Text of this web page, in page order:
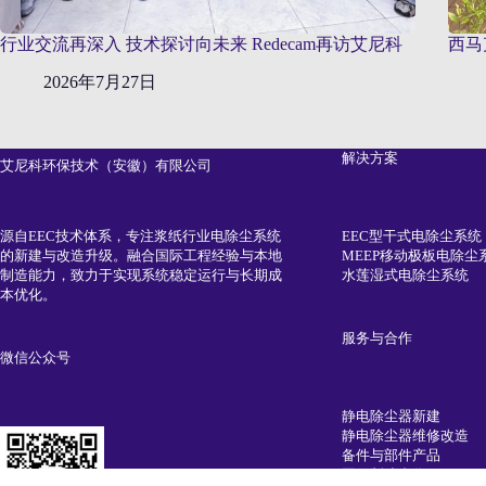
行业交流再深入 技术探讨向未来 Redecam再访艾尼科
2026年7月27日
西
艾尼科环保技术（安徽）有限公司
源自EEC技术体系，专注浆纸行业电除尘系统
的新建与改造升级。融合国际工程经验与本地
制造能力，致力于实现系统稳定运行与长期成
本优化。
微信公众号
解决方案
EEC型干式电除尘系统
MEEP移动极板电除尘
水莲湿式电除尘系统
服务与合作
静电除尘器新建
静电除尘器维修改造
备件与部件产品